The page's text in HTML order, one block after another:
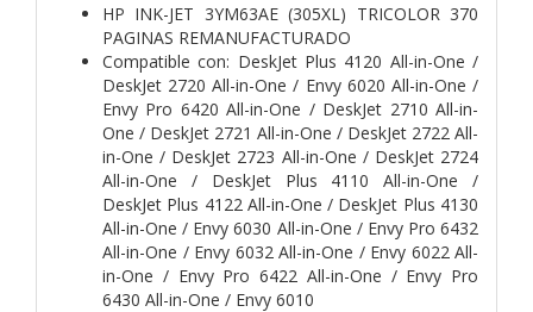
HP INK-JET 3YM63AE (305XL) TRICOLOR 370
PAGINAS REMANUFACTURADO
Compatible con: DeskJet Plus 4120 All-in-One /
DeskJet 2720 All-in-One / Envy 6020 All-in-One /
Envy Pro 6420 All-in-One / DeskJet 2710 All-in-
One / DeskJet 2721 All-in-One / DeskJet 2722 All-
in-One / DeskJet 2723 All-in-One / DeskJet 2724
All-in-One / DeskJet Plus 4110 All-in-One /
DeskJet Plus 4122 All-in-One / DeskJet Plus 4130
All-in-One / Envy 6030 All-in-One / Envy Pro 6432
All-in-One / Envy 6032 All-in-One / Envy 6022 All-
in-One / Envy Pro 6422 All-in-One / Envy Pro
6430 All-in-One / Envy 6010